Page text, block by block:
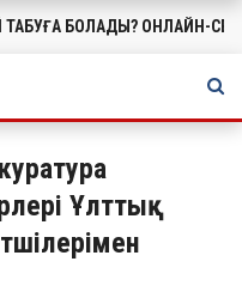
ТАБУҒА БОЛАДЫ? ОНЛАЙН-
Ұлттық